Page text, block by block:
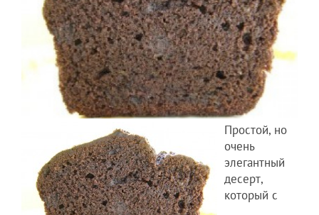
Простой, но
очень
элегантный
десерт,
который с